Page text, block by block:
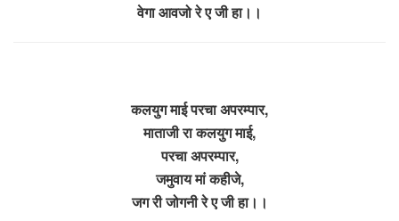
वेगा आवजो रे ए जी हा।।
कलयुग माई परचा अपरम्पार,
माताजी रा कलयुग माई,
परचा अपरम्पार,
जमुवाय मां कहीजे,
जग री जोगनी रे ए जी हा।।